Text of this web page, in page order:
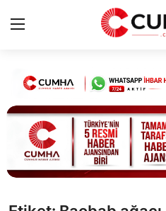
Kurumsal
Cumhurbaşkanlığı
Bakanlıklar